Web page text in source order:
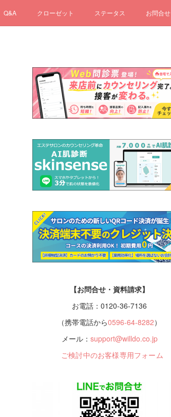
Q&A クローゼット ステータス お問合せ
【お問合せ・資料請求】
お電話：0120-36-7136
（携帯電話から0596-64-8282）
メール： support@willdo.co.jp
ご検討中のお客様専用フォーム